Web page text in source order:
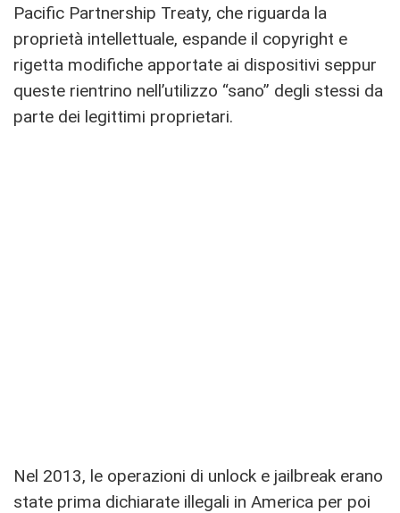
Pacific Partnership Treaty, che riguarda la
proprietà intellettuale, espande il copyright e
rigetta modifiche apportate ai dispositivi seppur
queste rientrino nell’utilizzo “sano” degli stessi da
parte dei legittimi proprietari.
Nel 2013, le operazioni di unlock e jailbreak erano
state prima dichiarate illegali in America per poi